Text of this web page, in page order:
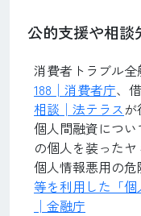
公的支援や相談
消費者トラブル全
188│消費者庁、
相談│法テラスが
個人間融資につ
の個人を装った
個人情報悪用の危
等を利用した「個
│金融庁